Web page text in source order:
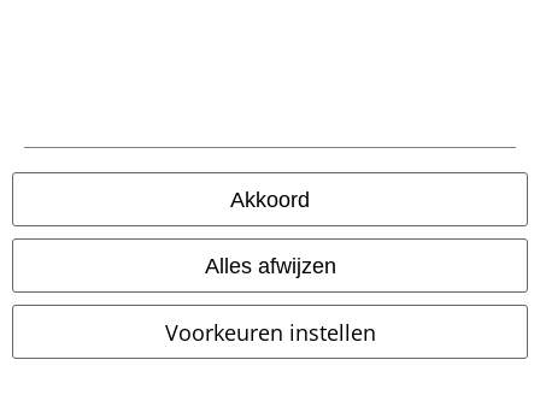
Akkoord
Alles afwijzen
Voorkeuren instellen
Betaalmethodes
Verzending